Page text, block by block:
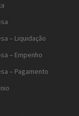
– Liquidação
– Empenho
– Pagamento